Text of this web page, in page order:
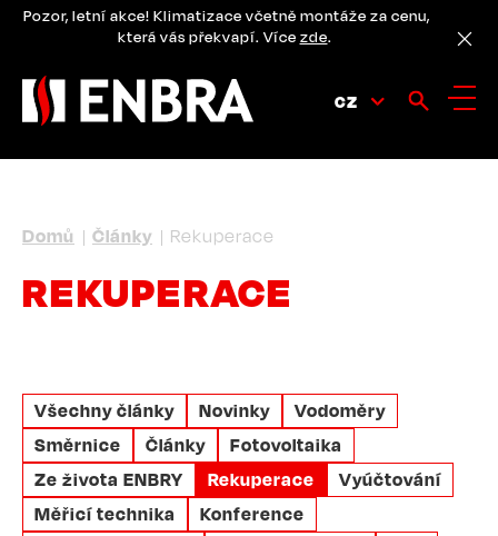
PřejítPozor, letní akce! Klimatizace včetně montáže za cenu,
která vás překvapí. Více zde.
CZ
DROBEČKOVÁ
NAVIGACE
Domů Články Rekuperace
REKUPERACE
Všechny články Novinky
Vodoměry
Směrnice
Články
Fotovoltaika
Ze života ENBRY
Rekuperace
Vyúčtování
Měřicí technika
Konference